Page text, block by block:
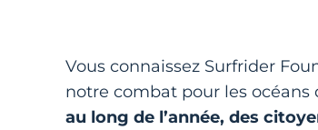
Vous connaissez Surfrider
notre combat pour les océans
au long de l’année, des